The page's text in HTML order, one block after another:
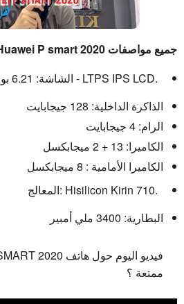
جميع مواصفات P smart 2020
الشاشة: 6.21 بوصة - LTPS IPS LCD.
الذاكرة الداخلية: 128 جيجابايت
الرام: 4 جيجابايت
الكاميرا: 13 + 2 ميجابكسل
الكاميرا الأمامية : 8 ميجابكسل
المعالج: Hisilicon Kirin 710.
البطارية: 3400 ملي أمبير
ممتعة ؟